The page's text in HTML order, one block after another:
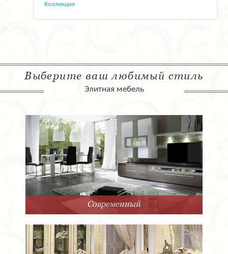
Коллекция
Выберите ваш любимый стиль
Элитная мебель
Арт-Деко